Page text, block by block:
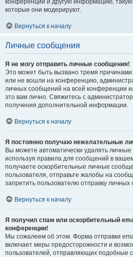
конференции и другую информацию,
которые они модерируют.
Вернуться к началу
Личные сообщения
Я не могу отправить личные сообщения!
Это может быть вызвано тремя
или не вошли на конференцию,
личных сообщений на всей конференции
это вам лично. Свяжитесь с
получения дополнительной информации.
Вернуться к началу
Я постоянно получаю нежелательные
Вы можете автоматически удалять
используя правила для сообщений в
получаете оскорбительные личные
пользователя, отправьте жалобы на
запретить пользователю отправку
Вернуться к началу
Я получил спам или оскорбительный
конференции!
Мы сожалеем об этом. Форма отправки
включает меры предосторожности и
пользователей, отправляющих подобные